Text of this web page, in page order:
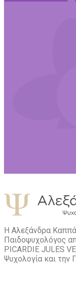
Η Αλεξάνδρα
Παιδοψυχολόγος
PICARDIE JULES
Ψυχολογία και την